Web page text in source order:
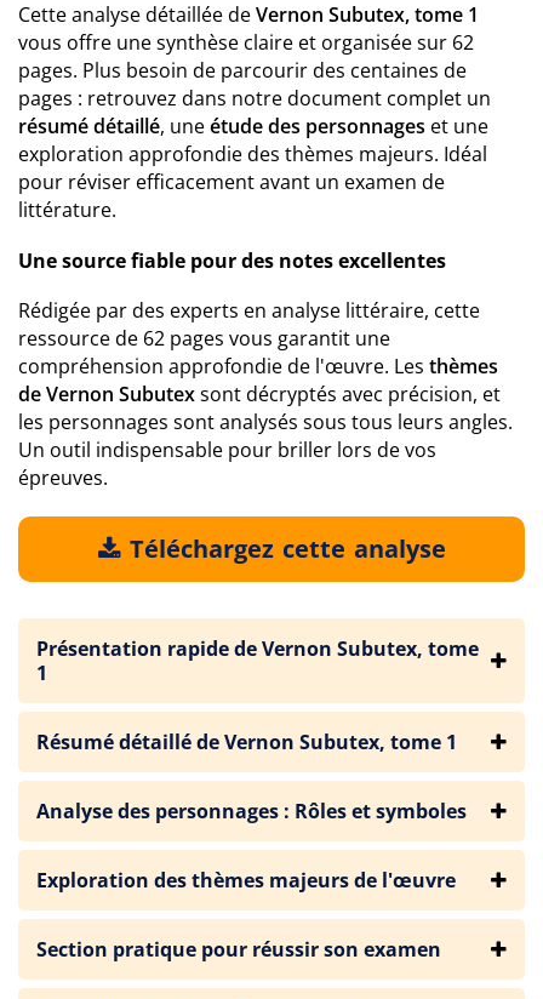
Cette analyse détaillée deVernon Subutex, tome 1
vous offre une synthèse claire et organisée sur 62
pages. Plus besoin de parcourir des centaines de
pages : retrouvez dans notre document complet un
résumé détaillé, uneétude des personnages et une
exploration approfondie des thèmes majeurs. Idéal
pour réviser efficacement avant un examen de
littérature.
Une source fiable pour des notes excellentes
Rédigée par des experts en analyse littéraire, cette
ressource de 62 pages vous garantit une
compréhension approfondie de l'œuvre. Les thèmes
de Vernon Subutexsont décryptés avec précision, et
les personnages sont analysés sous tous leurs angles.
Un outil indispensable pour briller lors de vos
épreuves.
Téléchargez cette analyse
Présentation rapide de Vernon Subutex, tome
1
Résumé détaillé de Vernon Subutex, tome 1
Analyse des personnages : Rôles et symboles
Exploration des thèmes majeurs de l'œuvre
Section pratique pour réussir son examen